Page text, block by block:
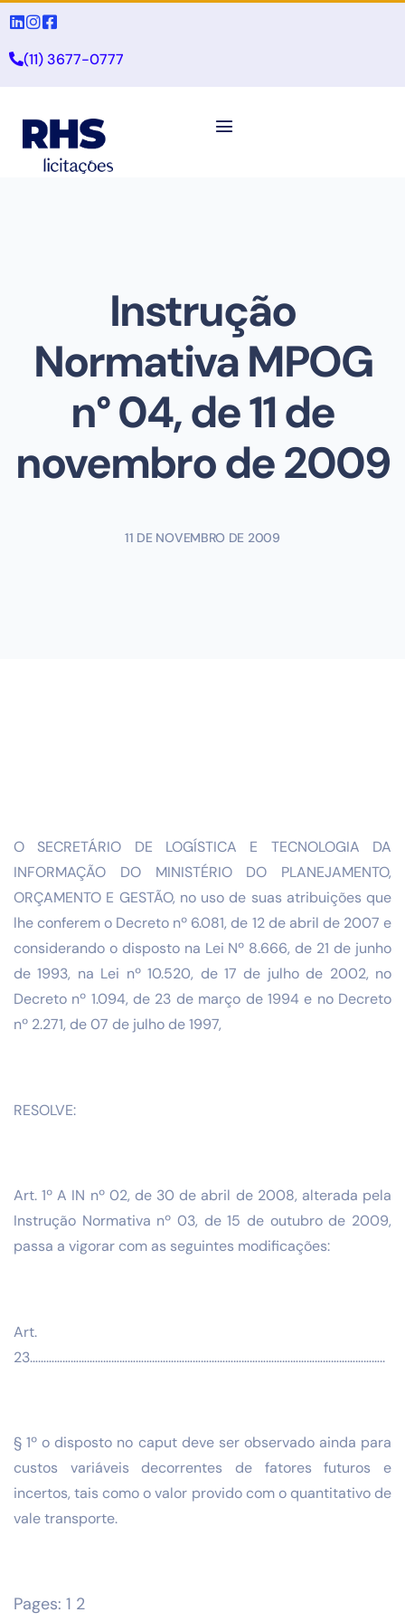
(11) 3677-0777
Instrução
Normativa MPOG
n° 04, de 11 de
novembro de 2009
11 DE NOVEMBRO DE 2009
O SECRETÁRIO DE LOGÍSTICA E TECNOLOGIA DA
INFORMAÇÃO DO MINISTÉRIO DO PLANEJAMENTO,
ORÇAMENTO E GESTÃO, no uso de suas atribuições que
lhe conferem o Decreto nº 6.081, de 12 de abril de 2007 e
considerando o disposto na Lei Nº 8.666, de 21 de junho
de 1993, na Lei nº 10.520, de 17 de julho de 2002, no
Decreto nº 1.094, de 23 de março de 1994 e no Decreto
nº 2.271, de 07 de julho de 1997,
RESOLVE:
Art. 1º A IN nº 02, de 30 de abril de 2008, alterada pela
Instrução Normativa nº 03, de 15 de outubro de 2009,
passa a vigorar com as seguintes modificações:
Art.
23…………………………………………………………………………………………………………………..
§ 1º o disposto no caput deve ser observado ainda para
custos variáveis decorrentes de fatores futuros e
incertos, tais como o valor provido com o quantitativo de
vale transporte.
Pages: 1 2